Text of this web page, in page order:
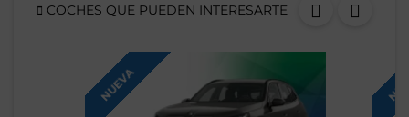
COCHES QUE PUEDEN INTERESARTE
NUEVA